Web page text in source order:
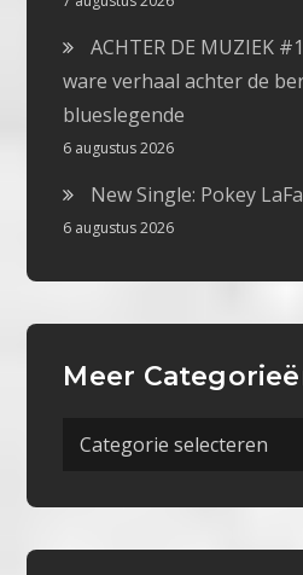
ACHTER DE MUZIEK
ware verhaal achter de
blueslegende
6 augustus 2026
New Single: Pokey
6 augustus 2026
Meer
Meer